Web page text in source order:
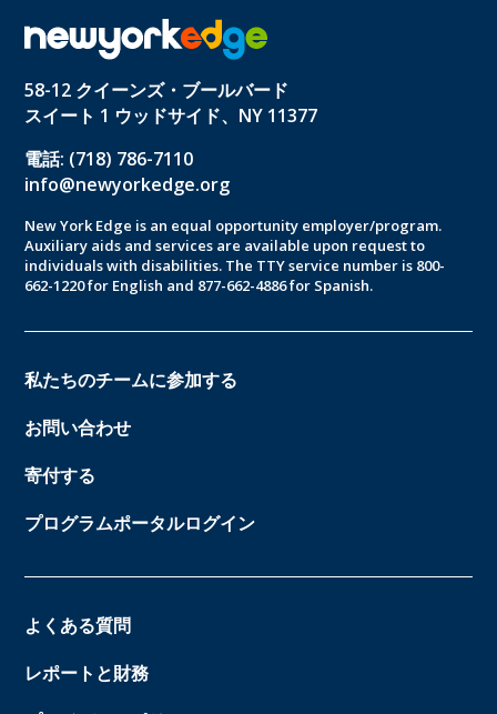
58-12 クイーンズ・ブールバード
スイート 1 ウッドサイド、NY 11377
電話: (718) 786-7110
info@newyorkedge.org
New York Edge is an equal opportunity employer/program.
Auxiliary aids and services are available upon request to
individuals with disabilities. The TTY service number is 800-
662-1220 for English and 877-662-4886 for Spanish.
私たちのチームに参加する
お問い合わせ
寄付する
プログラムポータルログイン
よくある質問
レポートと財務